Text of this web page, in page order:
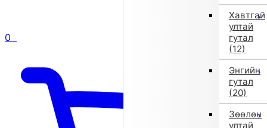
0
Хавтгай
ултай
гутал
(12)
Энгийн
гутал
(20)
Зөөлөн
ултай